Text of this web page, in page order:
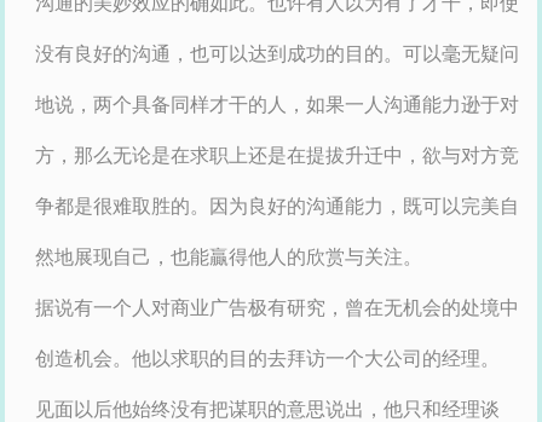
没有良好的沟通，也可以达到成功的目的。可以毫无疑问
地说，两个具备同样才干的人，如果一人沟通能力逊于对
方，那么无论是在求职上还是在提拔升迁中，欲与对方竞
争都是很难取胜的。因为良好的沟通能力，既可以完美自
然地展现自己，也能贏得他人的欣赏与关注。
据说有一个人对商业广告极有研究，曾在无机会的处境中
创造机会。他以求职的目的去拜访一个大公司的经理。
见面以后他始终没有把谋职的意思说出，他只和经理谈